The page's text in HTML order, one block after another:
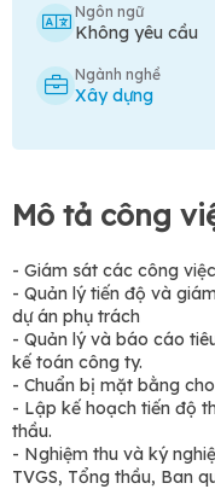
Ngôn ngữ
Không yêu cầu
Ngành nghề
Xây dựng
Mô tả công
- Giám sát các công
- Quản lý tiến độ và
dự án phụ trách
- Quản lý và báo cáo
kế toán công ty.
- Chuẩn bị mặt bằng
- Lập kế hoạch tiến độ
thầu.
- Nghiệm thu và ký
TVGS, Tổng thầu, Ban